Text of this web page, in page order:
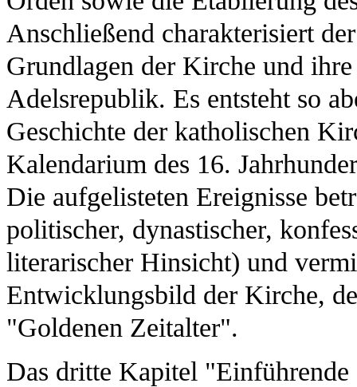
Anschließend charakterisiert
Grundlagen der Kirche und
Adelsrepublik. Es entsteht so
Geschichte der katholischen
Kalendarium des 16.
Die aufgelisteten Ereignisse
politischer, dynastischer,
literarischer Hinsicht) und
Entwicklungsbild der Kirche,
"Goldenen Zeitalter".
Das dritte Kapitel